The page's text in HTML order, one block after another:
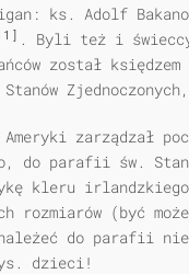
ks. Adolf
. Byli też i świeccy
został
zarządzał
do parafii św.
kleru irlandzkiego,
(być
do parafii
dzieci!